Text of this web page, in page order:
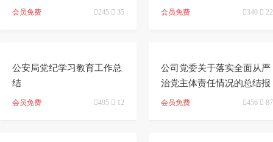
会员免费 245  35 会员免费 340  22
公安局党纪学习教育工作总
结
会员免费 495  12
公司党委关于落实全面从严
治党主体责任情况的总结报
告
会员免费 456  87